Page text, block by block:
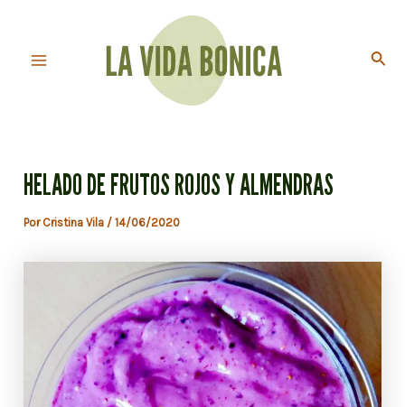
contenido
HELADO DE FRUTOS ROJOS Y ALMENDRAS
Por Cristina Vila /14/06/2020